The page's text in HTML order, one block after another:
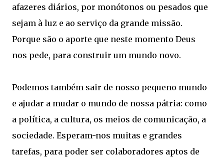
afazeres diários, por monótonos ou pesados que
sejam à luz e ao serviço da grande missão.
Porque são o aporte que neste momento Deus
nos pede, para construir um mundo novo.
Podemos também sair de nosso pequeno mundo
e ajudar a mudar o mundo de nossa pátria: como
a política, a cultura, os meios de comunicação, a
sociedade. Esperam-nos muitas e grandes
tarefas, para poder ser colaboradores aptos de